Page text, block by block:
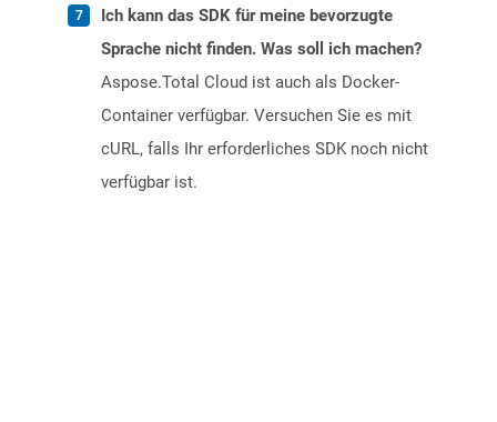
Ich kann das SDK für meine bevorzugte
Sprache nicht finden. Was soll ich machen?
Aspose.Total Cloud ist auch als Docker-
Container verfügbar. Versuchen Sie es mit
cURL, falls Ihr erforderliches SDK noch nicht
verfügbar ist.